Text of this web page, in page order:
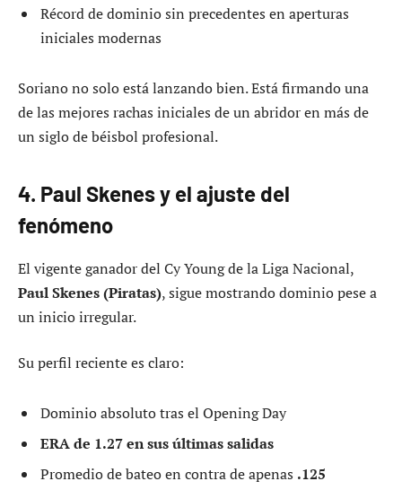
Récord de dominio sin precedentes en aperturas
iniciales modernas
Soriano no solo está lanzando bien. Está firmando una
de las mejores rachas iniciales de un abridor en más de
un siglo de béisbol profesional.
4. Paul Skenes y el ajuste del
fenómeno
El vigente ganador del Cy Young de la Liga Nacional,
Paul Skenes (Piratas), sigue mostrando dominio pese a
un inicio irregular.
Su perfil reciente es claro:
Dominio absoluto tras el Opening Day
ERA de 1.27 en sus últimas salidas
Promedio de bateo en contra de apenas .125